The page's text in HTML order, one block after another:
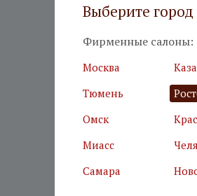
Выберите город
Фирменные салоны:
Москва
Тюмень
Омск
Миасс
Самара